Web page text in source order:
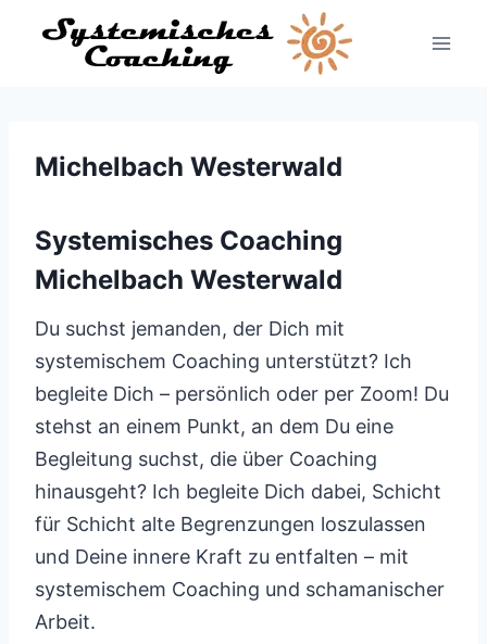
Inhalt
Michelbach Westerwald
Systemisches Coaching
Michelbach Westerwald
Du suchst jemanden, der Dich mit
systemischem Coaching unterstützt? Ich
begleite Dich – persönlich oder per Zoom! Du
stehst an einem Punkt, an dem Du eine
Begleitung suchst, die über Coaching
hinausgeht? Ich begleite Dich dabei, Schicht
für Schicht alte Begrenzungen loszulassen
und Deine innere Kraft zu entfalten – mit
systemischem Coaching und schamanischer
Arbeit.